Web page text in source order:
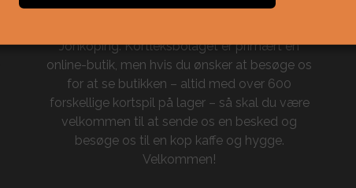
Kortleksbolaget startede i foråret 2019 og
Jönköping. Kortleksbolaget er primært en
online-butik, men hvis du ønsker at besøge os
for at se butikken – altid med over 600
forskellige kortspil på lager – så skal du være
velkommen til at sende os en besked og
besøge os til en kop kaffe og hygge.
Velkommen!